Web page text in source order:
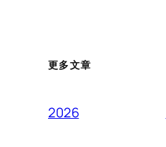
更多文章
2026